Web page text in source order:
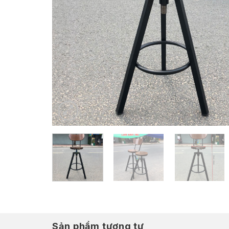
Sản phẩm tương tự